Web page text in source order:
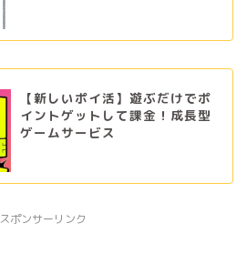
【新しいポイ活】遊ぶだけでポ
イントゲットして課金！成長型
ゲームサービス
スポンサーリンク